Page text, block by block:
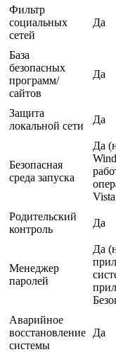
Фильтр
социальных
сетей
Да
База
безопасных
программ/
сайтов
Да
Защита
локальной сети
Да
Безопасная
среда запуска
Да
Родительский
контроль
Да
Менеджер
паролей
Да
Аварийное
восстановление
системы
Да